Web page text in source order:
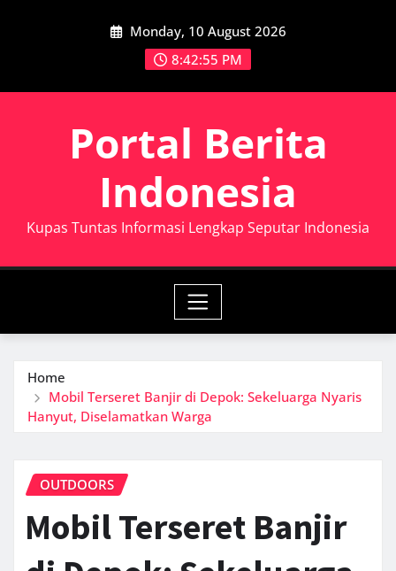
Monday, 10 August 2026
8:42:57 PM
Portal Berita
Indonesia
Kupas Tuntas Informasi Lengkap Seputar Indonesia
Home
Mobil Terseret Banjir di Depok: Sekeluarga Nyaris
Hanyut, Diselamatkan Warga
OUTDOORS
Mobil Terseret Banjir